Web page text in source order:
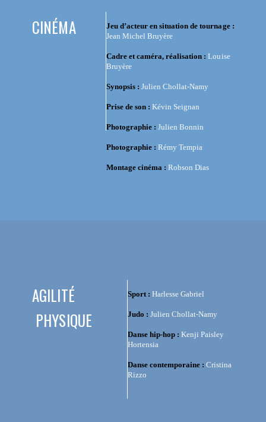
CINÉMA
Jeu d’acteur en situation de tournage :
Jean Michel Bruyère
Cadre et caméra, réalisation : Louise
Bruyère
Synopsis : Julien Chollat-Namy
Prise de son : Kévin Seignan
Photographie : Julien Bonnin
Photographie : Rémy Tempia
Montage cinéma : Robson Dias
AGILITÉ
PHYSIQUE
Sport : Harlesse Gabriel
Judo : Julien Chollat-Namy
Danse hip-hop : Kenji Paisley
Hortensia
Danse contemporaine :Cristina
Rizzo